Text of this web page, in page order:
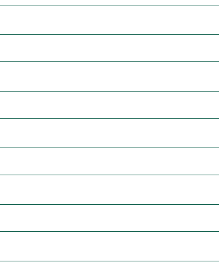
chcieliby wziąć udział.
w kilka kliknięć.